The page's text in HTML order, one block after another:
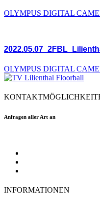
OLYMPUS DIGITAL
OLYMPUS DIGITAL
Anfragen aller Art an
INFORMATIONEN